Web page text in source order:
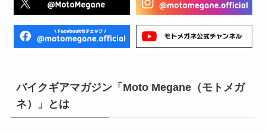
バイクギアマガジン「Moto Megane（モトメガ
ネ）」とは